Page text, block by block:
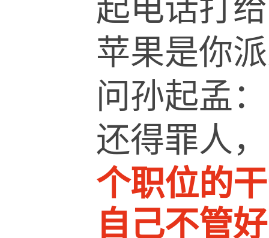
起电话打
苹果是你
问孙起孟：
还得罪人
个职位的
自己不管